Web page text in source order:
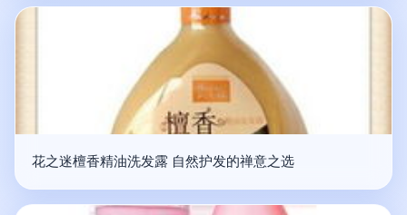
花之迷檀香精油洗发露 自然护发的禅意之选